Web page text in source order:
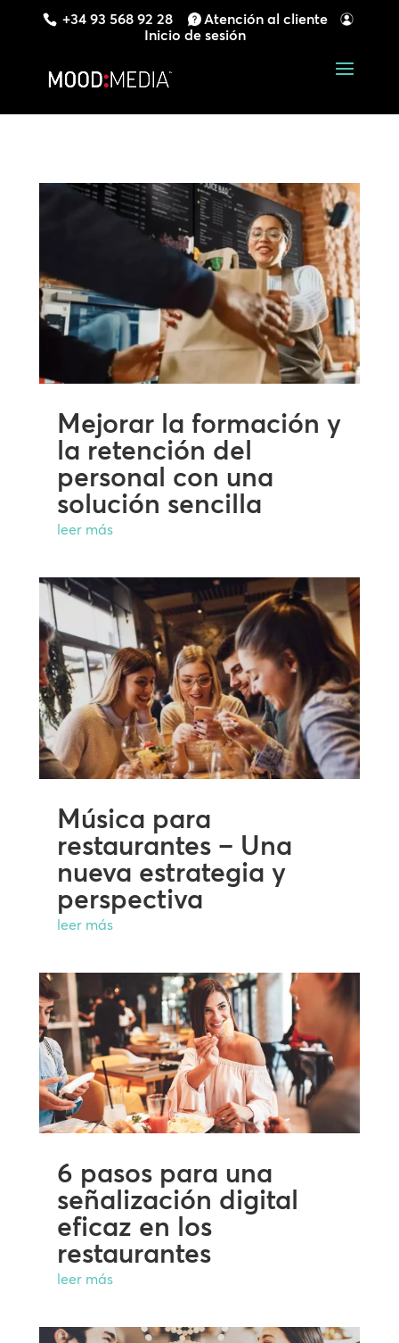
+34 93 568 92 28
Atención al cliente
Inicio de sesión
Mejorar la formación y
la retención del
personal con una
solución sencilla
leer más
Música para
restaurantes – Una
nueva estrategia y
perspectiva
leer más
6 pasos para una
señalización digital
eficaz en los
restaurantes
leer más